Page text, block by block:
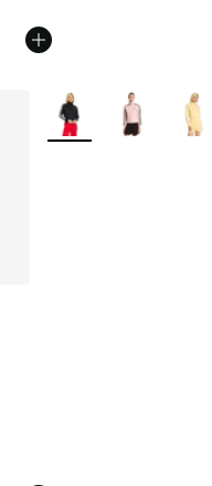
Plus de couleurs